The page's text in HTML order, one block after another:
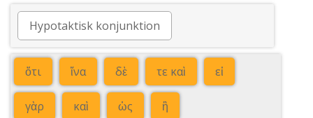
Hypotaktisk konjunktion
ὅτι ἵνα δὲ τε καὶ εἰ
γὰρ καὶ ὡς ἢ